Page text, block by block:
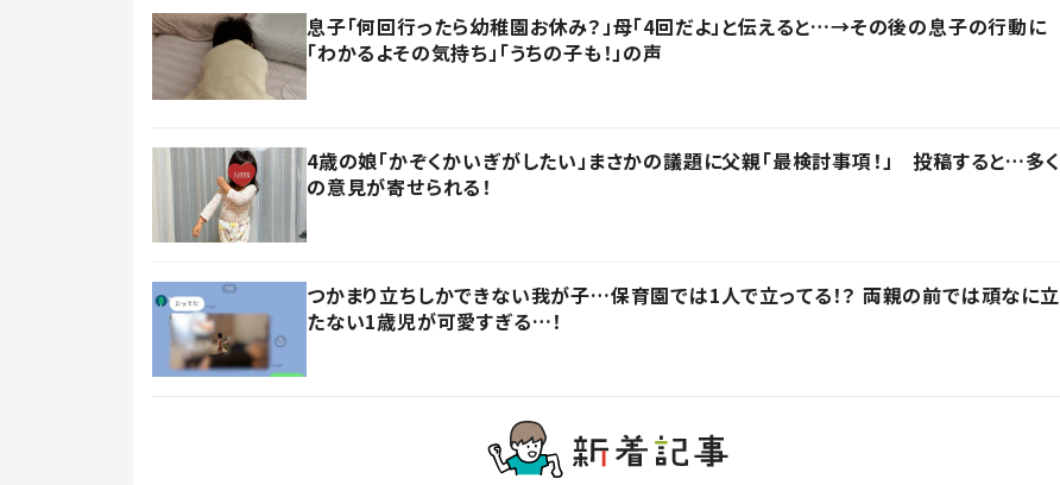
息子「何回行ったら幼稚園お休み？」母「4回だよ」と伝えると…→その後の息子の行動に
「わかるよその気持ち」「うちの子も！」の声
4歳の娘「かぞくかいぎがしたい」まさかの議題に父親「最検討事項！」 投稿すると…多く
の意見が寄せられる！
つかまり立ちしかできない我が子…保育園では1人で立ってる！？ 両親の前では頑なに立
たない1歳児が可愛すぎる…！